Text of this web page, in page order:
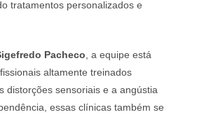
tratamentos personalizados e
Pacheco, a equipe está
altamente treinados
distorções sensoriais e a angústia
essas clínicas também se